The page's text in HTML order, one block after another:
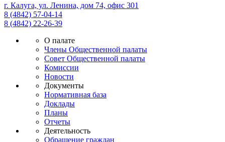
г. Калуга, ул. Ленина, дом 74, офис 301
8 (4842) 57-04-14
8 (4842) 22-26-39
О палате
Члены Общественной палаты
Совет Общественной палаты
Комиссии
Новости
Документы
Нормативная база
Доклады
Планы
Отчеты
Деятельность
Обращение граждан